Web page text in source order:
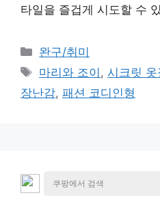
타일을 즐겁게 시도할 수
카
테
고
리
완구/취미
태
그
마리와 조이 ,시크릿 옷
장난감, 패션 코디인형